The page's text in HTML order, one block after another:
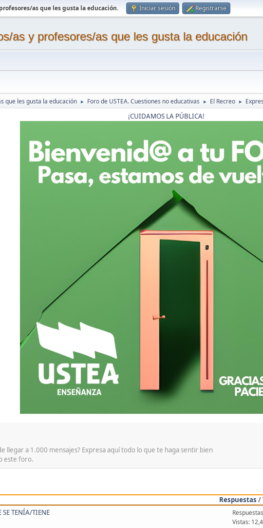
as que les gusta la educación. Iniciar sesión Registrarse
as y profesores/as que les gusta la educación
que les gusta la educación ► Foro de USTEA. Cuestiones no educativas ► El Recreo ►
¡CUIDAMOS LA PÚBLICA!
llegar a 1.000 mensajes? Expresa aquí todo lo que te haga sentir bien
este foro.
Respuestas /
SE TENÍA/TIENE
Vistas: